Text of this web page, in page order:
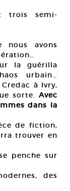
trois semi-
avons
la guérilla
urbain…
à Ivry,
sorte. Avec
dans la
de fiction,
trouver en
penche sur
des